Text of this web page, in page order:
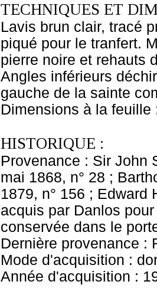
TECHNIQUES ET
Lavis brun clair, tracé
piqué pour le tranfert.
pierre noire et rehauts
Angles inférieurs
gauche de la sainte
Dimensions à la
HISTORIQUE :
Provenance : Sir John
mai 1868, n° 28 ;
1879, n° 156 ; Edward
acquis par Danlos
conservée dans le
Dernière provenance :
Mode d'acquisition :
Année d'acquisition :